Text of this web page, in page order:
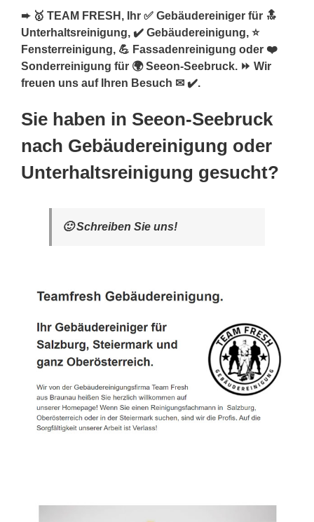
➨ 🥇 TEAM FRESH, Ihr ✅ Gebäudereiniger für 🔝
Unterhaltsreinigung, ✔️ Gebäudereinigung, ⭐
Fensterreinigung, 💪 Fassadenreinigung oder ❤️
Sonderreinigung für 🌍 Seeon-Seebruck. ⏩ Wir
freuen uns auf Ihren Besuch ✉ ✔️.
Sie haben in Seeon-Seebruck
nach Gebäudereinigung oder
Unterhaltsreinigung gesucht?
🙂 Schreiben Sie uns!